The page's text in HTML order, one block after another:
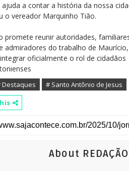
ajuda a contar a história da nossa
o vereador Marquinho Tião.
promete reunir autoridades,
admiradores do trabalho de
oficialmente o rol de cidadãos
Destaques
# Santo Antônio de Jesus
About REDAÇÃO